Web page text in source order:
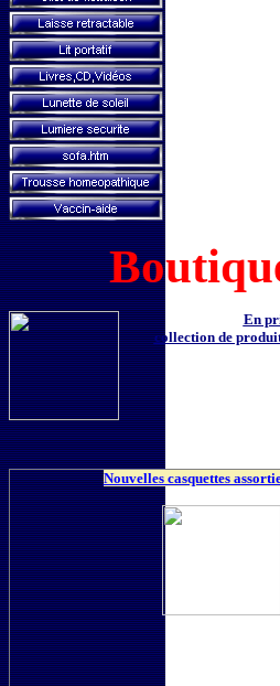
En
collection de
Nouvelles casquettes